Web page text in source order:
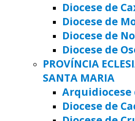
Diocese de
Diocese de
Diocese de
Diocese de
PROVÍNCIA
SANTA MARIA
Arquidiocese
Diocese de